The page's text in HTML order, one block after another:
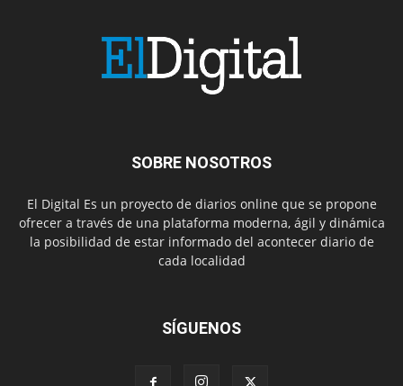
SOBRE NOSOTROS
El Digital Es un proyecto de diarios online que se propone
ofrecer a través de una plataforma moderna, ágil y dinámica
la posibilidad de estar informado del acontecer diario de
cada localidad
SÍGUENOS